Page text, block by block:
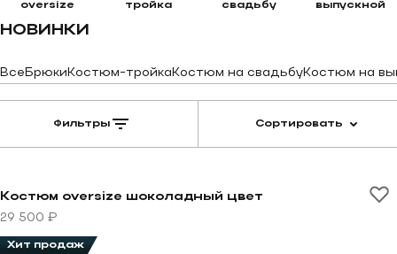
oversize
тройка
свадьбу
выпускной
НОВИНКИ
ВсеБрюкиКостюм-тройкаКостюм на свадьбуКостюм на
Фильтры Сортировать
Перейти к товару Костюм oversize шоколадный цвет
Костюм oversize шоколадный цвет
29 500 ₽
Хит продаж